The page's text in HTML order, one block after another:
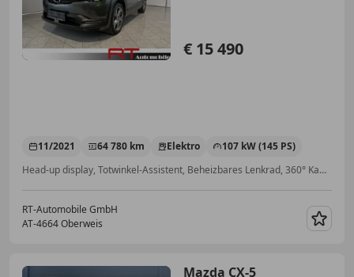
€ 15 490
11/2021 64 780 km Elektro
107 kW (145 PS)
Head-up display, Totwinkel-Assistent, Beheizbares Lenkrad, 360° Kamera, Regensensor, Sitzheizung, Einparkhilfe Rückfahrkamera, Tagfahrlicht
RT-Automobile GmbH
AT-4664 Oberweis
Mazda CX-5